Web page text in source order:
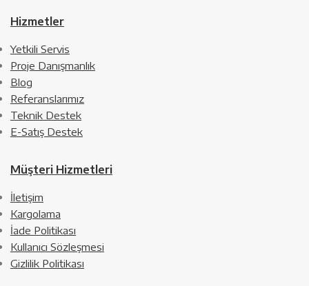
Hizmetler
Yetkili Servis
Proje Danışmanlık
Blog
Referanslarımız
Teknik Destek
E-Satış Destek
Müşteri Hizmetleri
İletişim
Kargolama
İade Politikası
Kullanıcı Sözleşmesi
Gizlilik Politikası